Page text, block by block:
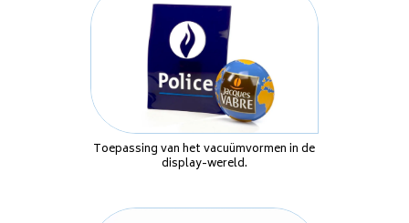
Toepassing van het vacuümvormen in de
display-wereld.